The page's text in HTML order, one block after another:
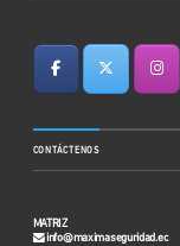
CONTÁCTENOS
MATRIZ
info@maximaseguridad.ec